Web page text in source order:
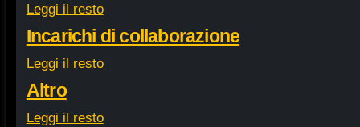
Leggi il resto
Incarichi di collaborazione
Leggi il resto
Altro
Leggi il resto